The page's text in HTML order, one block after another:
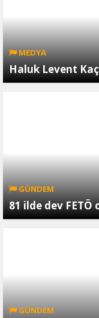
MEDYA
Haluk Levent
GÜNDEM
81 ilde dev FETÖ
GÜNDEM